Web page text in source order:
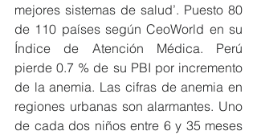
mejores sistemas de salud’. Puesto 80
de 110 países según CeoWorld en su
Índice de Atención Médica. Perú
pierde 0.7 % de su PBI por incremento
de la anemia. Las cifras de anemia en
regiones urbanas son alarmantes. Uno
de cada dos niños entre 6 y 35 meses